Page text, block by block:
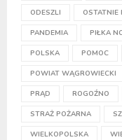
ODESZLI OSTATNIE
PANDEMIA PIŁKA
POLSKA POMOC
POWIAT WĄGROWIECKI
PRĄD ROGOŹNO
STRAŻ POŻARNA
WIELKOPOLSKA